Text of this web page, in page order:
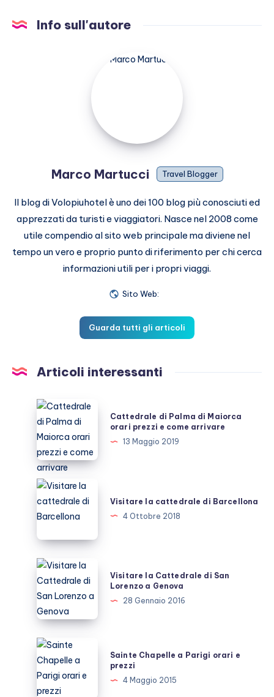
Info sull'autore
Marco
Marco Martucci Travel Blogger
Il blog di Volopiuhotel è uno dei 100 blog più conosciuti ed
apprezzati da turisti e viaggiatori. Nasce nel 2008 come
utile compendio al sito web principale ma diviene nel
tempo un vero e proprio punto di riferimento per chi cerca
informazioni utili per i propri viaggi.
Sito Web:
Guarda tutti gli articoli
Articoli interessanti
Cattedrale
di
Palma
di
Maiorca
orari
prezzi
e
arrivare
Cattedrale di Palma di Maiorca
orari prezzi e come arrivare
13 Maggio 2019
Visitare
la
cattedrale
Barcellona
Visitare la cattedrale di Barcellona
4 Ottobre 2018
Visitare
la
Cattedrale
di
San
Lorenzo
a
Genova
Visitare la Cattedrale di San
Lorenzo a Genova
28 Gennaio 2016
Sainte
Chapelle
a
Parigi
Sainte Chapelle a Parigi orari e
prezzi
4 Maggio 2015